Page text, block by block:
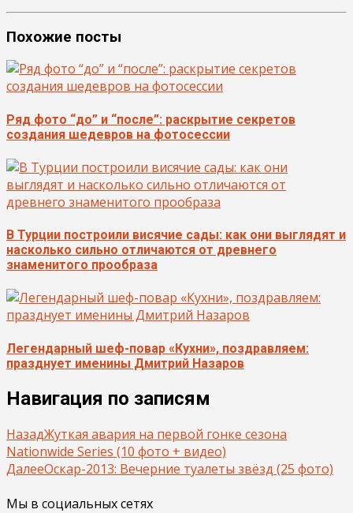
Похожие посты
Ряд фото “до” и “после”: раскрытие секретов
создания шедевров на фотосессии
В Турции построили висячие сады: как они выглядят и
насколько сильно отличаются от древнего
знаменитого прообраза
Легендарный шеф-повар «Кухни», поздравляем:
празднует именины Дмитрий Назаров
Навигация по записям
НазадЖуткая авария на первой гонке сезона
Nationwide Series (10 фото + видео)
ДалееОскар-2013: Вечерние туалеты звёзд (25 фото)
Мы в социальных сетях